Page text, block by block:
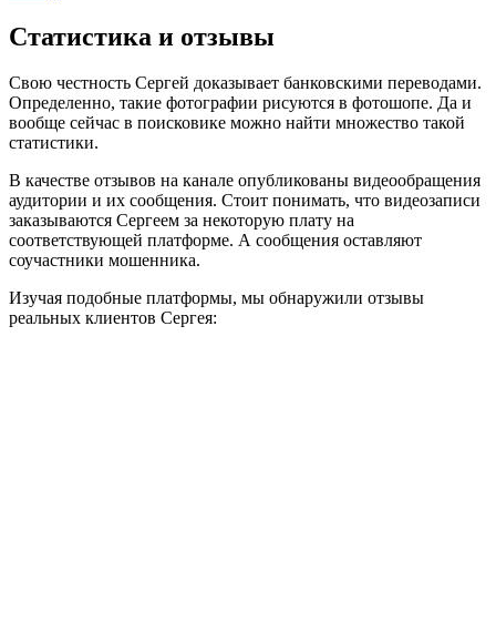
Статистика и отзывы
Свою честность Сергей доказывает банковскими переводами.
Определенно, такие фотографии рисуются в фотошопе. Да и
вообще сейчас в поисковике можно найти множество такой
статистики.
В качестве отзывов на канале опубликованы видеообращения
аудитории и их сообщения. Стоит понимать, что видеозаписи
заказываются Сергеем за некоторую плату на
соответствующей платформе. А сообщения оставляют
соучастники мошенника.
Изучая подобные платформы, мы обнаружили отзывы
реальных клиентов Сергея: